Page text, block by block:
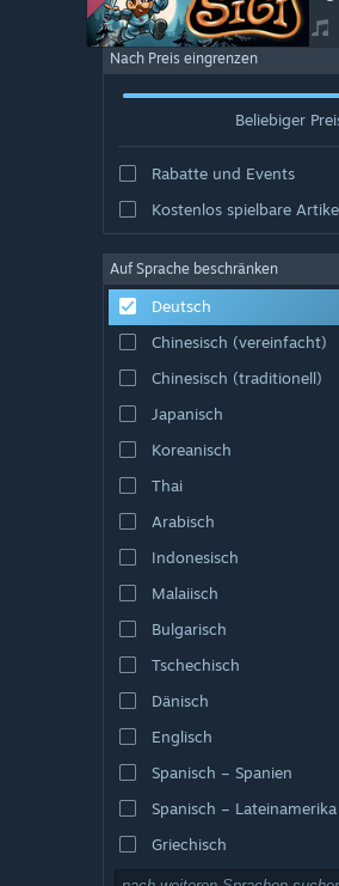
Nach Preis eingrenzen
Beliebiger
Rabatte und Events
Kostenlos spielbare
Auf Sprache beschränken
Deutsch
Chinesisch (vereinfacht)
Chinesisch (traditionell)
Japanisch
Koreanisch
Thai
Arabisch
Indonesisch
Malaiisch
Bulgarisch
Tschechisch
Dänisch
Englisch
Spanisch – Spanien
Spanisch – Lateinamerika
Griechisch